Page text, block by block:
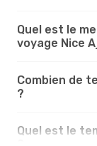
Quel est le
voyage Nice
Combien de
?
Quel est le